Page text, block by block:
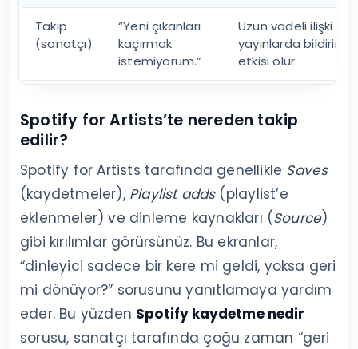
Takip
(sanatçı)
“Yeni çıkanları
kaçırmak
istemiyorum.”
Uzun vadeli ilişki
yayınlarda bildirim/
etkisi olur.
Spotify for Artists’te nereden takip
edilir?
Spotify for Artists tarafında genellikle Saves
(kaydetmeler), Playlist adds(playlist’e
eklenmeler) ve dinleme kaynakları (Source)
gibi kırılımlar görürsünüz. Bu ekranlar,
“dinleyici sadece bir kere mi geldi, yoksa geri
mi dönüyor?” sorusunu yanıtlamaya yardım
eder. Bu yüzden Spotify kaydetme nedir
sorusu, sanatçı tarafında çoğu zaman “geri